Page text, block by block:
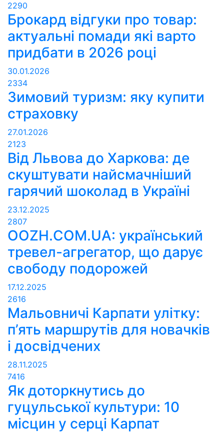
2290
Брокард відгуки про товар:
актуальні помади які варто
придбати в 2026 році
30.01.2026
2334
Зимовий туризм: яку купити
страховку
27.01.2026
2123
Від Львова до Харкова: де
скуштувати найсмачніший
гарячий шоколад в Україні
23.12.2025
2807
OOZH.COM.UA: український
тревел-агрегатор, що дарує
свободу подорожей
17.12.2025
2616
Мальовничі Карпати улітку:
п’ять маршрутів для новачків
і досвідчених
28.11.2025
7416
Як доторкнутись до
гуцульської культури: 10
місцин у серці Карпат